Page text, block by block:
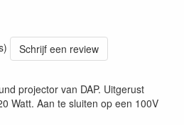
Schrijf een review
projector van DAP. Uitgerust
Watt. Aan te sluiten op een 100V